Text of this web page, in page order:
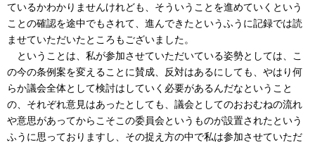
ているかわかりませんけれども、そういうことを進めていくという
ことの確認を途中でもされて、進んできたというふうに記録では読
ませていただいたところもございました。
ということは、私が参加させていただいている姿勢としては、こ
の今の条例案を変えることに賛成、反対はあるにしても、やはり何
らか議会全体として検討はしていく必要があるんだなということ
の、それぞれ意見はあったとしても、議会としてのおおむねの流れ
や意思があってからこそこの委員会というものが設置されたという
ふうに思っておりますし、その捉え方の中で私は参加させていただ